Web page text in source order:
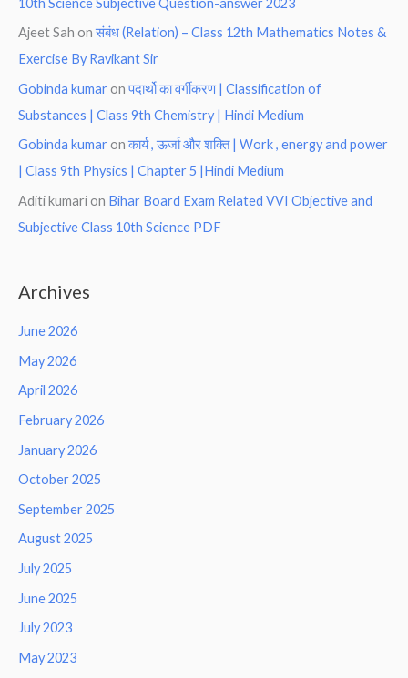
Ajeet Sah onसंबंध (Relation) – Class 12th Mathematics Notes &
Exercise By Ravikant Sir
Gobinda kumar onपदार्थो का वर्गीकरण | Classification of
Substances | Class 9th Chemistry | Hindi Medium
Gobinda kumar onकार्य , ऊर्जा और शक्ति | Work , energy and power
| Class 9th Physics | Chapter 5 |Hindi Medium
Aditi kumari on Bihar Board Exam Related VVI Objective and
Subjective Class 10th Science PDF
Archives
June 2026
May 2026
April 2026
February 2026
January 2026
October 2025
September 2025
August 2025
July 2025
June 2025
July 2023
May 2023